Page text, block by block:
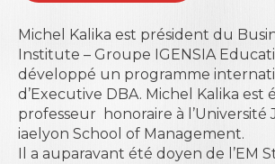
Michel Kalika est président du
Institute – Groupe IGENSIA
développé un programme
d’Executive DBA. Michel Kalika est
professeur
honoraire à l’Université
iaelyon School of Management.
Il a auparavant été doyen de l’EM